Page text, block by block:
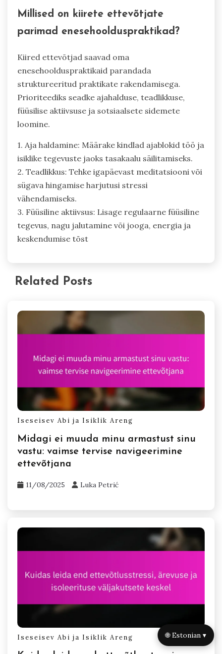
Millised on kiirete ettevõtjate
parimad enesehoolduspraktikad?
Kiired ettevõtjad saavad oma
enesehoolduspraktikaid parandada
struktureeritud praktikate rakendamisega.
Prioriteediks seadke ajahalduse, teadlikkuse,
füüsilise aktiivsuse ja sotsiaalsete sidemete
loomine.
1. Aja haldamine: Määrake kindlad ajablokid töö ja
isiklike tegevuste jaoks tasakaalu säilitamiseks.
2. Teadlikkus: Tehke igapäevast meditatsiooni või
sügava hingamise harjutusi stressi
vähendamiseks.
3. Füüsiline aktiivsus: Lisage regulaarne füüsiline
tegevus, nagu jalutamine või jooga, energia ja
keskendumise tõst
Related Posts
Iseseisev Abi ja Isiklik Areng
Midagi ei muuda minu armastust sinu
vastu: vaimse tervise navigeerimine
ettevõtjana
11/08/2025 Luka Petrić
Iseseisev Abi ja Isiklik Areng 🌐 Estonian ▾